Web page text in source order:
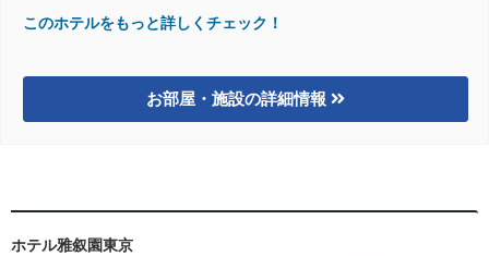
このホテルをもっと詳しくチェック！
お部屋・施設の詳細情報
ホテル雅叙園東京